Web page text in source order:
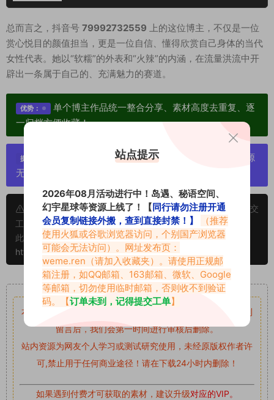
总而言之，抖音号 79992732559 上的这位博主，不仅是一位
赏心悦目的颜值担当，更是一位自信、懂得欣赏自己身体的当代
女性代表。她以“软糯”的外表和“火辣”的内涵，在流量洪流中开
辟出一条属于自己的、充满魅力的赛道。
优势：
单个博主作品统一整合分享、素材高度去重复、逐
一归档方便收藏！
提示：
严禁搬运资源链接，一经发现封号处理，素材资源
无露点、需求请绕道，关闭本站网页！
申明：本文资源均来源网友分享，若侵犯了您的权限可以提交
工单处理。
此外本文章皆属于原创文章，转载请注明出处！原文链接：
https://www.abcjyw.com/18100.html
重要声明
本站资源均来自网络分享，如有侵犯你的权益请私信留言
收到
留言后，我们会第一时间进行审核后删除。
站内资源为网友个人学习或测试研究使用，未经原版权作者许
可,禁止用于任何商业途径！请在下载24小时内删除！
如果遇到付费才可获取的素材，建议升级对应的VIP。
站点提示
2026年08月活动进行中！岛遇、秘语空间、
幻宇星球等资源上线了！【 同行请勿注册开通
会员复制链接外搬，查到直接封禁！】
（推荐
使用火狐或谷歌浏览器访问，个别国产浏览器
可能会无法访问）。网址发布页：
weme.ren （请加入收藏夹）。请使用正规邮
箱注册，如QQ邮箱、163邮箱、微软、Google
等邮箱，切勿使用临时邮箱，否则收不到验证
码。【订单未到，记得提交工单】